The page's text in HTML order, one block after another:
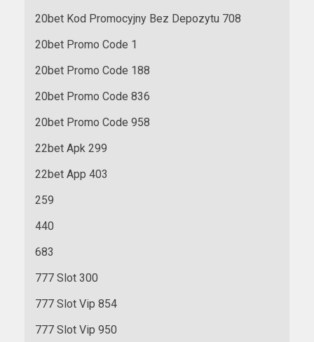
20bet Kod Promocyjny Bez Depozytu 708
20bet Promo Code 1
20bet Promo Code 188
20bet Promo Code 836
20bet Promo Code 958
22bet Apk 299
22bet App 403
259
440
683
777 Slot 300
777 Slot Vip 854
777 Slot Vip 950